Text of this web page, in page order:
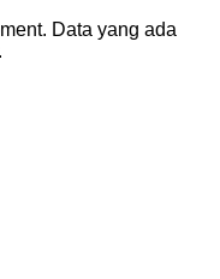
Data yang ada